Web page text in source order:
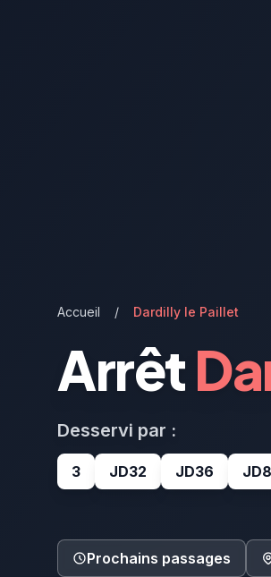
Accueil / Dardilly le Paillet
Arrêt
Desservi par :
3 JD32 JD36
Prochains passages